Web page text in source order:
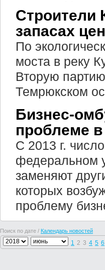
Строители
запасах
По
моста в реку
Вторую
Темрюкском
Бизнес-
проблеме
С 2013 г.
федеральном
заменяют
которых
проблему
Поиск по дате / Календарь новостей
1 2 3 4 5 6